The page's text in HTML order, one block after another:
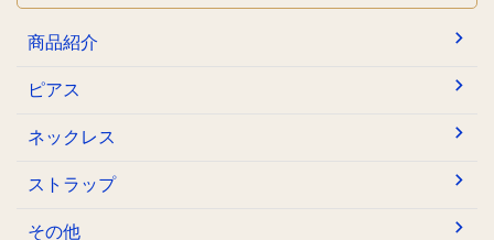
商品紹介
ピアス
ネックレス
ストラップ
その他